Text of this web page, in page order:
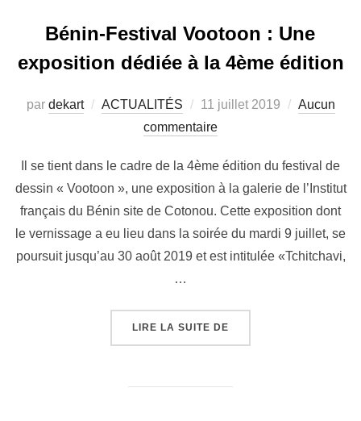
Bénin-Festival Vootoon : Une
exposition dédiée à la 4ème édition
par dekart ACTUALITÉS 11 juillet 2019
Aucun
commentaire
Il se tient dans le cadre de la 4ème édition du festival de
dessin « Vootoon », une exposition à la galerie de l’Institut
français du Bénin site de Cotonou. Cette exposition dont
le vernissage a eu lieu dans la soirée du mardi 9 juillet, se
poursuit jusqu’au 30 août 2019 et est intitulée «Tchitchavi,
…
LIRE LA SUITE DE